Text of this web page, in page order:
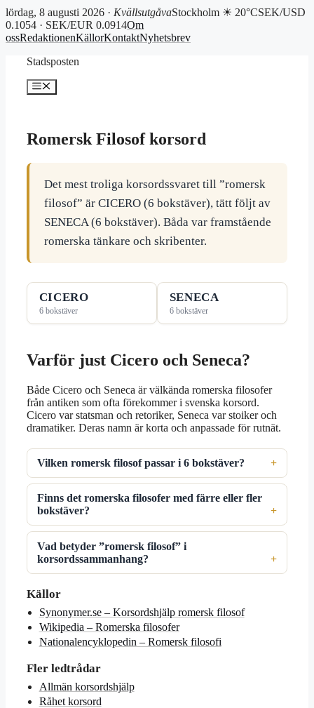
lördag, 8 augusti 2026 · KvällsutgåvaStockholm ☀ 20°CSEK/USD
0.1054 · SEK/EUR 0.0914Om
ossRedaktionenKällorKontaktNyhetsbrev
Stadsposten
Meny
Romersk Filosof korsord
Det mest troliga korsordssvaret till ”romersk
filosof” är CICERO (6 bokstäver), tätt följt av
SENECA (6 bokstäver). Båda var framstående
romerska tänkare och skribenter.
CICERO
6 bokstäver
SENECA
6 bokstäver
Varför just Cicero och Seneca?
Både Cicero och Seneca är välkända romerska filosofer
från antiken som ofta förekommer i svenska korsord.
Cicero var statsman och retoriker, Seneca var stoiker och
dramatiker. Deras namn är korta och anpassade för rutnät.
Vilken romersk filosof passar i 6 bokstäver?
Finns det romerska filosofer med färre eller fler
bokstäver?
Vad betyder ”romersk filosof” i
korsordssammanhang?
Källor
Synonymer.se – Korsordshjälp romersk filosof
Wikipedia – Romerska filosofer
Nationalencyklopedin – Romersk filosofi
Fler ledtrådar
Allmän korsordshjälp
Råhet korsord